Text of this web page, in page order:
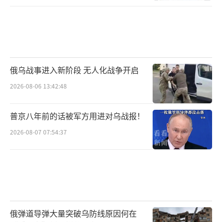
俄乌战事进入新阶段 无人化战争开启
2026-08-06 13:42:48
普京八年前的话被军方用进对乌战报！
2026-08-07 07:54:37
俄弹道导弹大量突破乌防线原因何在